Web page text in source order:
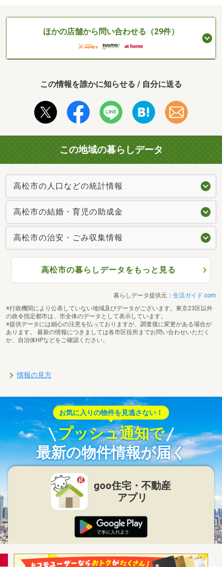
ほかの店舗から問い合わせる（29件）
この情報を誰かに知らせる / 自分に送る
この地域の暮らしデータ
高松市の人口などの統計情報
高松市の結婚・育児の助成金
高松市の治安・ごみ収集情報
高松市の暮らしデータをもっと見る
暮らしデータ提供元： 生活ガイド.com
※行政機関により公表していない地域及びデータがございます。東京23区以外
の政令指定都市は、市全体のデータとして表示しています。
※提供データには細心の注意を払っておりますが、調査後に変更がある場合が
あります。 最新の情報につきましては各市区役所までお問い合わせいただく
か、自治体HPなどをご確認ください。
情報の見方
お気に入りの物件を見逃さない！
プッシュ通知で
最新の物件情報が届く
goo住宅・不動産
アプリ